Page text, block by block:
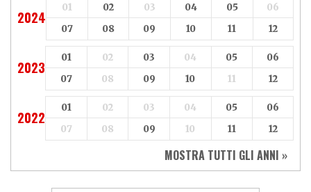
2024
01 02 03 04 05
06
07
08 09 10 11 12
2023
01 02 03 04 05
06
07
08 09 10 11 12
2022
01 02 03 04 05
06
07
08 09 10 11 12
MOSTRA TUTTI GLI ANNI »